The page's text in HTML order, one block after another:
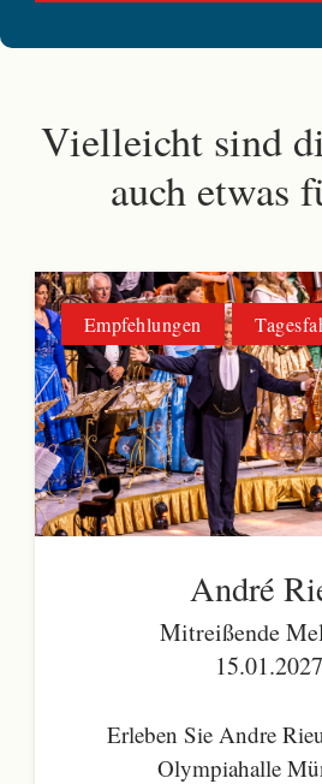
Vielleicht sind
auch etwas
Empfehlungen
André
Mitreißende
15.01.2027
Erleben Sie Andre
Olympiahalle